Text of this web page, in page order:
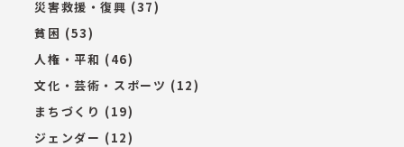
災害救援・復興 (37)
貧困 (53)
人権・平和 (46)
文化・芸術・スポーツ (12)
まちづくり (19)
ジェンダー (12)